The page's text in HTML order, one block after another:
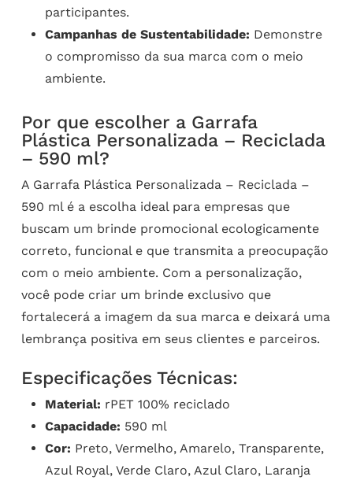
participantes.
Campanhas de Sustentabilidade: Demonstre
o compromisso da sua marca com o meio
ambiente.
Por que escolher a Garrafa
Plástica Personalizada – Reciclada
– 590 ml?
A Garrafa Plástica Personalizada – Reciclada –
590 ml é a escolha ideal para empresas que
buscam um brinde promocional ecologicamente
correto, funcional e que transmita a preocupação
com o meio ambiente. Com a personalização,
você pode criar um brinde exclusivo que
fortalecerá a imagem da sua marca e deixará uma
lembrança positiva em seus clientes e parceiros.
Especificações Técnicas:
Material: rPET 100% reciclado
Capacidade: 590 ml
Cor: Preto, Vermelho, Amarelo, Transparente,
Azul Royal, Verde Claro, Azul Claro, Laranja